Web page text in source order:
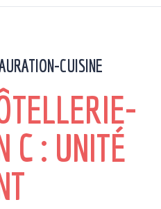
CUISINE
C : UNITÉ